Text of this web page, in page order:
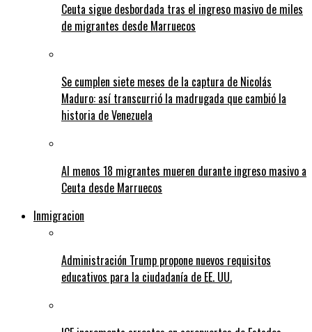
Ceuta sigue desbordada tras el ingreso masivo de miles
de migrantes desde Marruecos
Se cumplen siete meses de la captura de Nicolás
Maduro: así transcurrió la madrugada que cambió la
historia de Venezuela
Al menos 18 migrantes mueren durante ingreso masivo a
Ceuta desde Marruecos
Inmigracion
Administración Trump propone nuevos requisitos
educativos para la ciudadanía de EE. UU.